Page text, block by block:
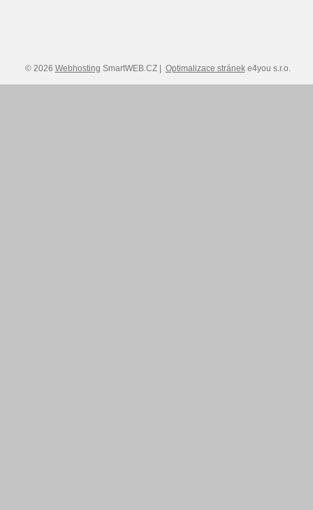
© 2026 Webhosting SmartWEB.CZ | Optimalizace stráneke4you s.r.o.